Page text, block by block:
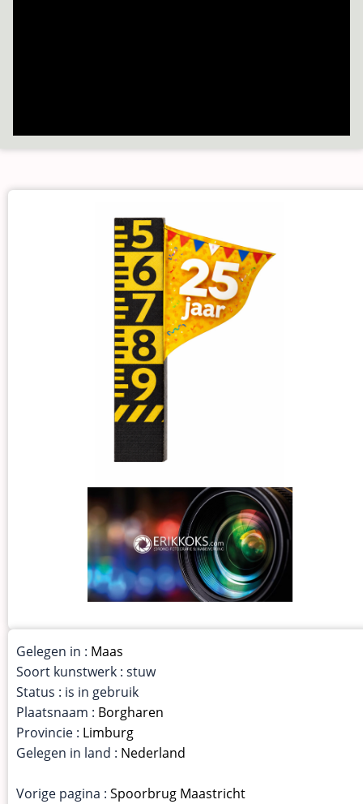
Gelegen in : Maas
Soort kunstwerk : stuw
Status : is in gebruik
Plaatsnaam : Borgharen
Provincie : Limburg
Gelegen in land : Nederland
Vorige pagina : Spoorbrug Maastricht